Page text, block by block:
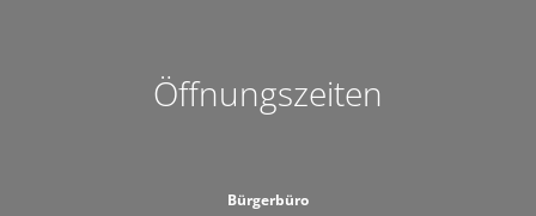
Öffnungszeiten
Bürgerbüro